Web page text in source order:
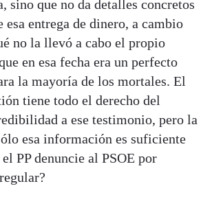
sino que no da detalles concretos
esa entrega de dinero, a cambio
no la llevó a cabo el propio
en esa fecha era un perfecto
la mayoría de los mortales. El
tiene todo el derecho del
a ese testimonio, pero la
esa información es suficiente
PP denuncie al PSOE por